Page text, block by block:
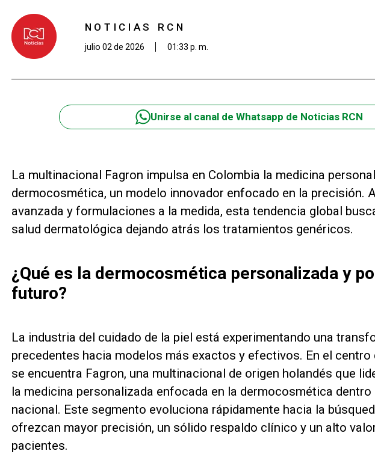
NOTICIAS RCN
julio 02 de 2026 01:33 p. m.
Unirse al canal de Whatsapp de Noticias RCN
La multinacional Fagron impulsa en Colombia la medicina
dermocosmética, un modelo innovador enfocado en la precisión.
avanzada y formulaciones a la medida, esta tendencia global
salud dermatológica dejando atrás los tratamientos genéricos.
¿Qué es la dermocosmética personalizada y
futuro?
La industria del cuidado de la piel está experimentando una
precedentes hacia modelos más exactos y efectivos. En el
se encuentra Fagron, una multinacional de origen holandés que
la medicina personalizada enfocada en la dermocosmética
nacional. Este segmento evoluciona rápidamente hacia la
ofrezcan mayor precisión, un sólido respaldo clínico y un alto
pacientes.